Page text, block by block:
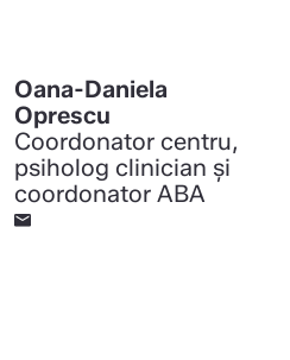
Oana-Daniela
Oprescu
Coordonator centru,
psiholog clinician și
coordonator ABA